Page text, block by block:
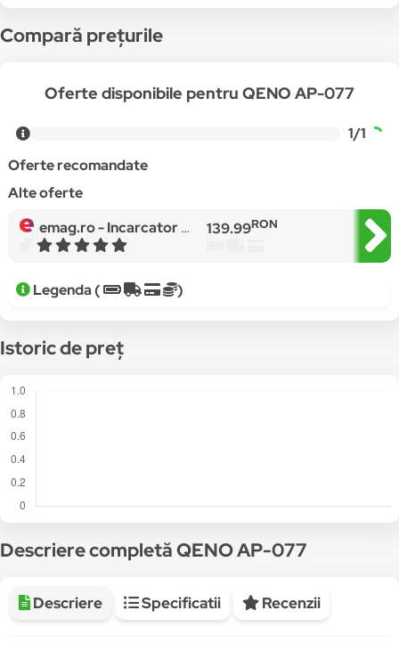
Compară prețurile
Oferte disponibile pentru QENO AP-077
1/1
Oferte recomandate
Alte oferte
emag.ro -Incarcator Wireless 3 In 1 Qeno® 15W Incarcare Rapida, IWatch, Airpods si Iphone Android Samsung Alb 139.99RON
Legenda ( )
Istoric de preț
Descriere completă QENO AP-077
Descriere Specificatii Recenzii